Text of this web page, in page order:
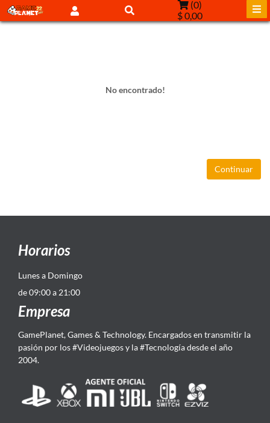
(0)
$ 0,00
No encontrado!
Continuar
Horarios
Lunes a Domingo
de 09:00 a 21:00
Empresa
GamePlanet, Games & Technology. Encargados en transmitir la
pasión por los #Videojuegos y la #Tecnología desde el año
2004.